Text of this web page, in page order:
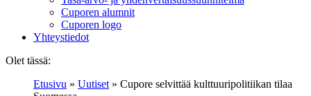
Cuporen alumnit
Cuporen logo
Yhteystiedot
Olet tässä:
Etusivu » Uutiset » Cupore selvittää kulttuuripolitiikan tilaa